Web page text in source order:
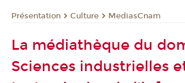
Présentation Culture MediasCnam
La médiathèque du
Sciences industrielles